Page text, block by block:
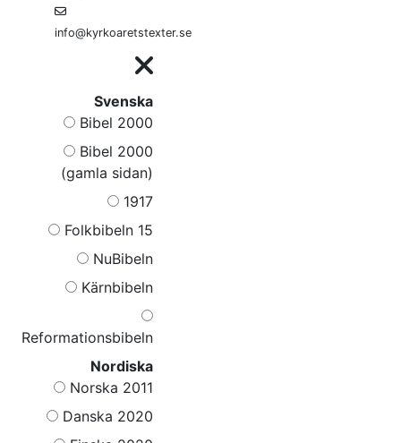
info@kyrkoaretstexter.se
Svenska
Bibel 2000
Bibel 2000
(gamla sidan)
1917
Folkbibeln 15
NuBibeln
Kärnbibeln
Reformationsbibeln
Nordiska
Norska 2011
Danska 2020